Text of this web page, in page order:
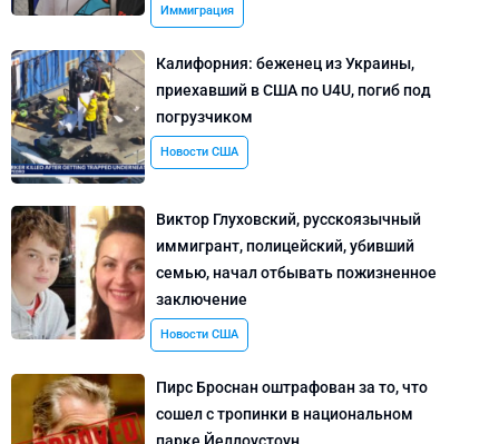
Иммиграция
Калифорния: беженец из Украины,
приехавший в США по U4U, погиб под
погрузчиком
Новости США
Виктор Глуховский, русскоязычный
иммигрант, полицейский, убивший
семью, начал отбывать пожизненное
заключение
Новости США
Пирс Броснан оштрафован за то, что
сошел с тропинки в национальном